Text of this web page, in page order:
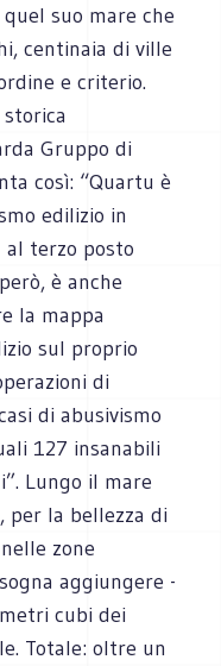
suo mare che
centinaia di ville
e criterio.
Gruppo di
così: “Quartu è
edilizio in
al terzo posto
è anche
la mappa
sul proprio
di
di abusivismo
127 insanabili
Lungo il mare
per la bellezza di
zone
aggiungere -
cubi dei
Totale: oltre un